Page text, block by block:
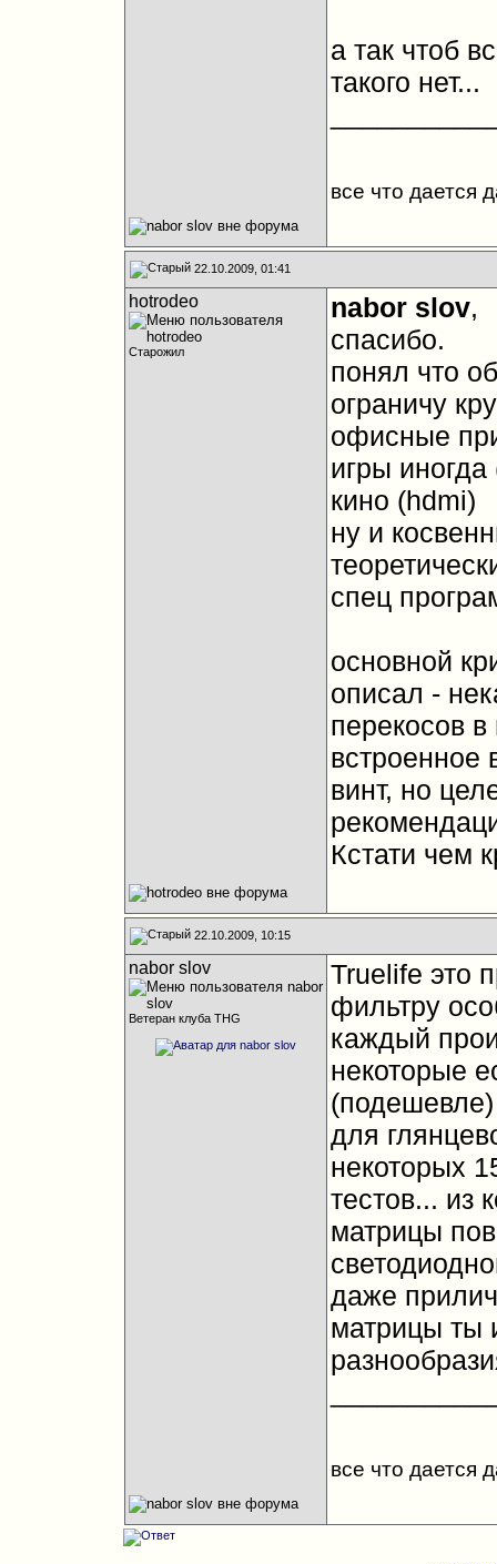
а так чтоб
такого нет...
все что дается
22.10.2009, 01:41
hotrodeo
Старожил
nabor slov,
спасибо.
понял что
ограничу
офисные
игры
кино (hdmi)
ну и
спец
основной
описал -
перекосов
встроенное
винт, но
Кстати чем
22.10.2009, 10:15
nabor slov
Ветеран клуба THG
Truelife это
фильтру
каждый
некоторые
(подешевле)
для
некоторых
тестов... из
матрицы
даже
матрицы ты
все что дается